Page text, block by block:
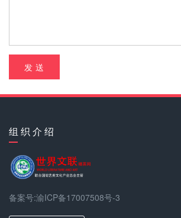
发 送
组 织 介 绍
备案号:渝ICP备17007508号-3